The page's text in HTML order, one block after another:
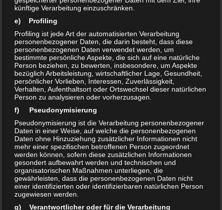
künftige Verarbeitung einzuschränken.
e) Profiling
Profiling ist jede Art der automatisierten Verarbeitung
personenbezogener Daten, die darin besteht, dass diese
personenbezogenen Daten verwendet werden, um
bestimmte persönliche Aspekte, die sich auf eine natürliche
Person beziehen, zu bewerten, insbesondere, um Aspekte
bezüglich Arbeitsleistung, wirtschaftlicher Lage, Gesundheit,
persönlicher Vorlieben, Interessen, Zuverlässigkeit,
Verhalten, Aufenthaltsort oder Ortswechsel dieser natürlichen
Person zu analysieren oder vorherzusagen.
f) Pseudonymisierung
Pseudonymisierung ist die Verarbeitung personenbezogener
Daten in einer Weise, auf welche die personenbezogenen
Daten ohne Hinzuziehung zusätzlicher Informationen nicht
mehr einer spezifischen betroffenen Person zugeordnet
werden können, sofern diese zusätzlichen Informationen
gesondert aufbewahrt werden und technischen und
organisatorischen Maßnahmen unterliegen, die
gewährleisten, dass die personenbezogenen Daten nicht
einer identifizierten oder identifizierbaren natürlichen Person
zugewiesen werden.
g) Verantwortlicher oder für die Verarbeitung